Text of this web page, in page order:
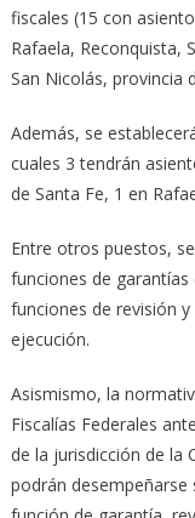
fiscales (15 con
Rafaela, Reconquista,
San Nicolás, provincia
Además, se
cuales 3 tendrán
de Santa Fe, 1 en
Entre otros puestos,
funciones de
funciones de revisión
ejecución.
Asismismo, la
Fiscalías Federales
de la jurisdicción de la
podrán